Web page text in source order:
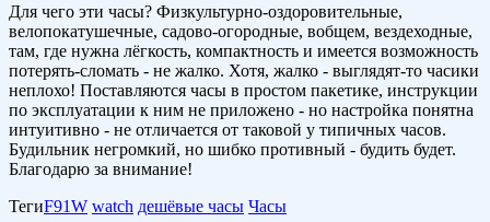
Для чего эти часы? Физкультурно-оздоровительные,
велопокатушечные, садово-огородные, вобщем, вездеходные,
там, где нужна лёгкость, компактность и имеется возможность
потерять-сломать - не жалко. Хотя, жалко - выглядят-то часики
неплохо! Поставляются часы в простом пакетике, инструкции
по эксплуатации к ним не приложено - но настройка понятна
интуитивно - не отличается от таковой у типичных часов.
Будильник негромкий, но шибко противный - будить будет.
Благодарю за внимание!
ТегиF91W watch дешёвые часы Часы